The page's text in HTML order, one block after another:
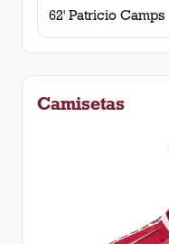
62' Patricio Camps
Camisetas